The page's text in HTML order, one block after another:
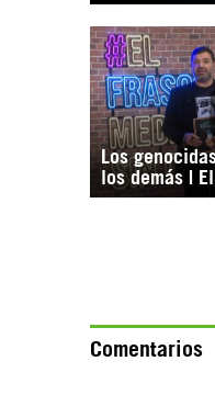
Los
los demás |
Comentarios